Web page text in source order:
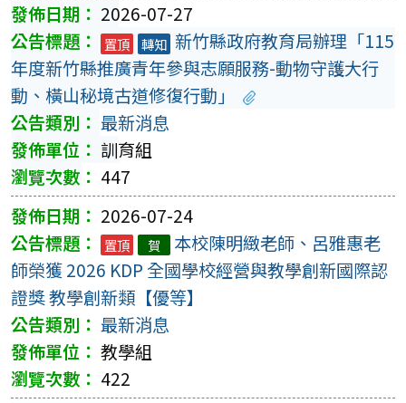
2026-07-27
置頂 轉知 新竹縣政府教育局辦理「115
年度新竹縣推廣青年參與志願服務-動物守護大行
動、橫山秘境古道修復行動」
最新消息
訓育組
447
2026-07-24
置頂 賀
本校陳明緻老師、呂雅惠老
師榮獲 2026 KDP 全國學校經營與教學創新國際認
證獎 教學創新類【優等】
最新消息
教學組
422